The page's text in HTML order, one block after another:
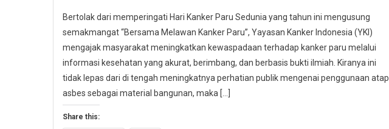
Bertolak dari memperingati Hari Kanker Paru Sedunia yang tahun ini mengusung
semakmangat “Bersama Melawan Kanker Paru”, Yayasan Kanker Indonesia (YKI)
mengajak masyarakat meningkatkan kewaspadaan terhadap kanker paru melalui
informasi kesehatan yang akurat, berimbang, dan berbasis bukti ilmiah. Kiranya ini
tidak lepas dari di tengah meningkatnya perhatian publik mengenai penggunaan atap
asbes sebagai material bangunan, maka […]
Share this: